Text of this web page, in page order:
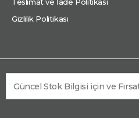
Gizlilik Politikası